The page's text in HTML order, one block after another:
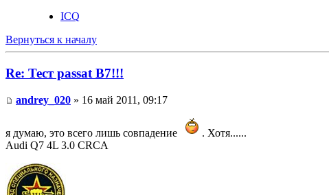
ICQ
Вернуться к началу
Re: Тест passat B7!!!
andrey_020 » 16 май 2011, 09:17
я думаю, это всего лишь совпадение
. Хотя......
Audi Q7 4L 3.0 CRCA